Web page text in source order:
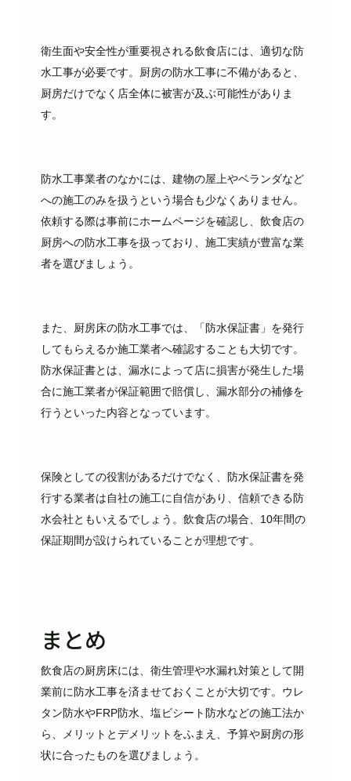
衛生面や安全性が重要視される飲食店には、適切な防
水工事が必要です。厨房の防水工事に不備があると、
厨房だけでなく店全体に被害が及ぶ可能性がありま
す。
防水工事業者のなかには、建物の屋上やベランダなど
への施工のみを扱うという場合も少なくありません。
依頼する際は事前にホームページを確認し、飲食店の
厨房への防水工事を扱っており、施工実績が豊富な業
者を選びましょう。
また、厨房床の防水工事では、「防水保証書」を発行
してもらえるか施工業者へ確認することも大切です。
防水保証書とは、漏水によって店に損害が発生した場
合に施工業者が保証範囲で賠償し、漏水部分の補修を
行うといった内容となっています。
保険としての役割があるだけでなく、防水保証書を発
行する業者は自社の施工に自信があり、信頼できる防
水会社ともいえるでしょう。飲食店の場合、10年間の
保証期間が設けられていることが理想です。
まとめ
飲食店の厨房床には、衛生管理や水漏れ対策として開
業前に防水工事を済ませておくことが大切です。ウレ
タン防水やFRP防水、塩ビシート防水などの施工法か
ら、メリットとデメリットをふまえ、予算や厨房の形
状に合ったものを選びましょう。